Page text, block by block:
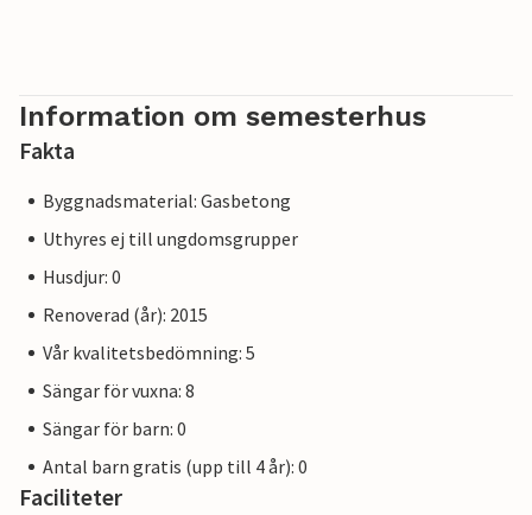
vattentemperaturen inte garanteras.
Information om semesterhus
Fakta
Byggnadsmaterial: Gasbetong
Uthyres ej till ungdomsgrupper
Husdjur: 0
Renoverad (år): 2015
Vår kvalitetsbedömning: 5
Sängar för vuxna: 8
Sängar för barn: 0
Antal barn gratis (upp till 4 år): 0
Faciliteter